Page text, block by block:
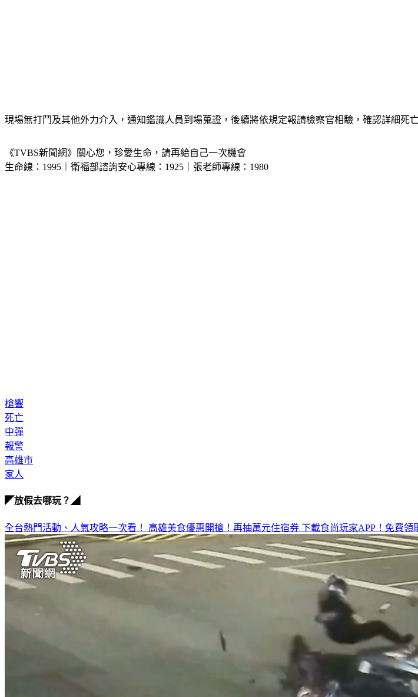
現場無打鬥及其他外力介入，通知鑑識人員到場蒐證，後續將依規定報請檢察官相驗，確認詳細死
《TVBS新聞網》關心您，珍愛生命，請再給自己一次機會
生命線：1995｜衛福部諮詢安心專線：1925｜張老師專線：1980
槍響
死亡
中彈
報警
高雄市
家人
◤放假去哪玩？◢
全台熱門活動、人氣攻略一次看！ 高雄美食優惠開搶！再抽萬元住宿券 下載食尚玩家APP！免費領